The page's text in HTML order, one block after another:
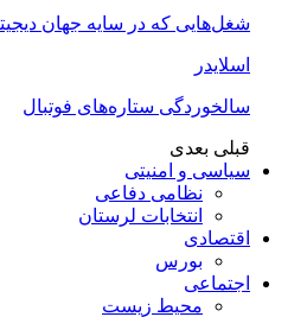
شغل‌‌هایی که در سایه جهان
اسلایدر
سالخوردگی ستاره‌های فوتبال
قبلی بعدی
سیاسی و امنیتی
نظامی دفاعی
انتخابات لرستان
اقتصادی
بورس
اجتماعی
محیط زیست